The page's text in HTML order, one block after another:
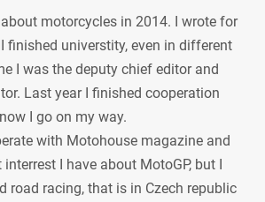
motorcycles in 2014. I wrote for
finished universtity, even in different
I was the deputy chief editor and
Last year I finished cooperation
I go on my way.
with Motohouse magazine and
interrest I have about MotoGP, but I
road racing, that is in Czech republic